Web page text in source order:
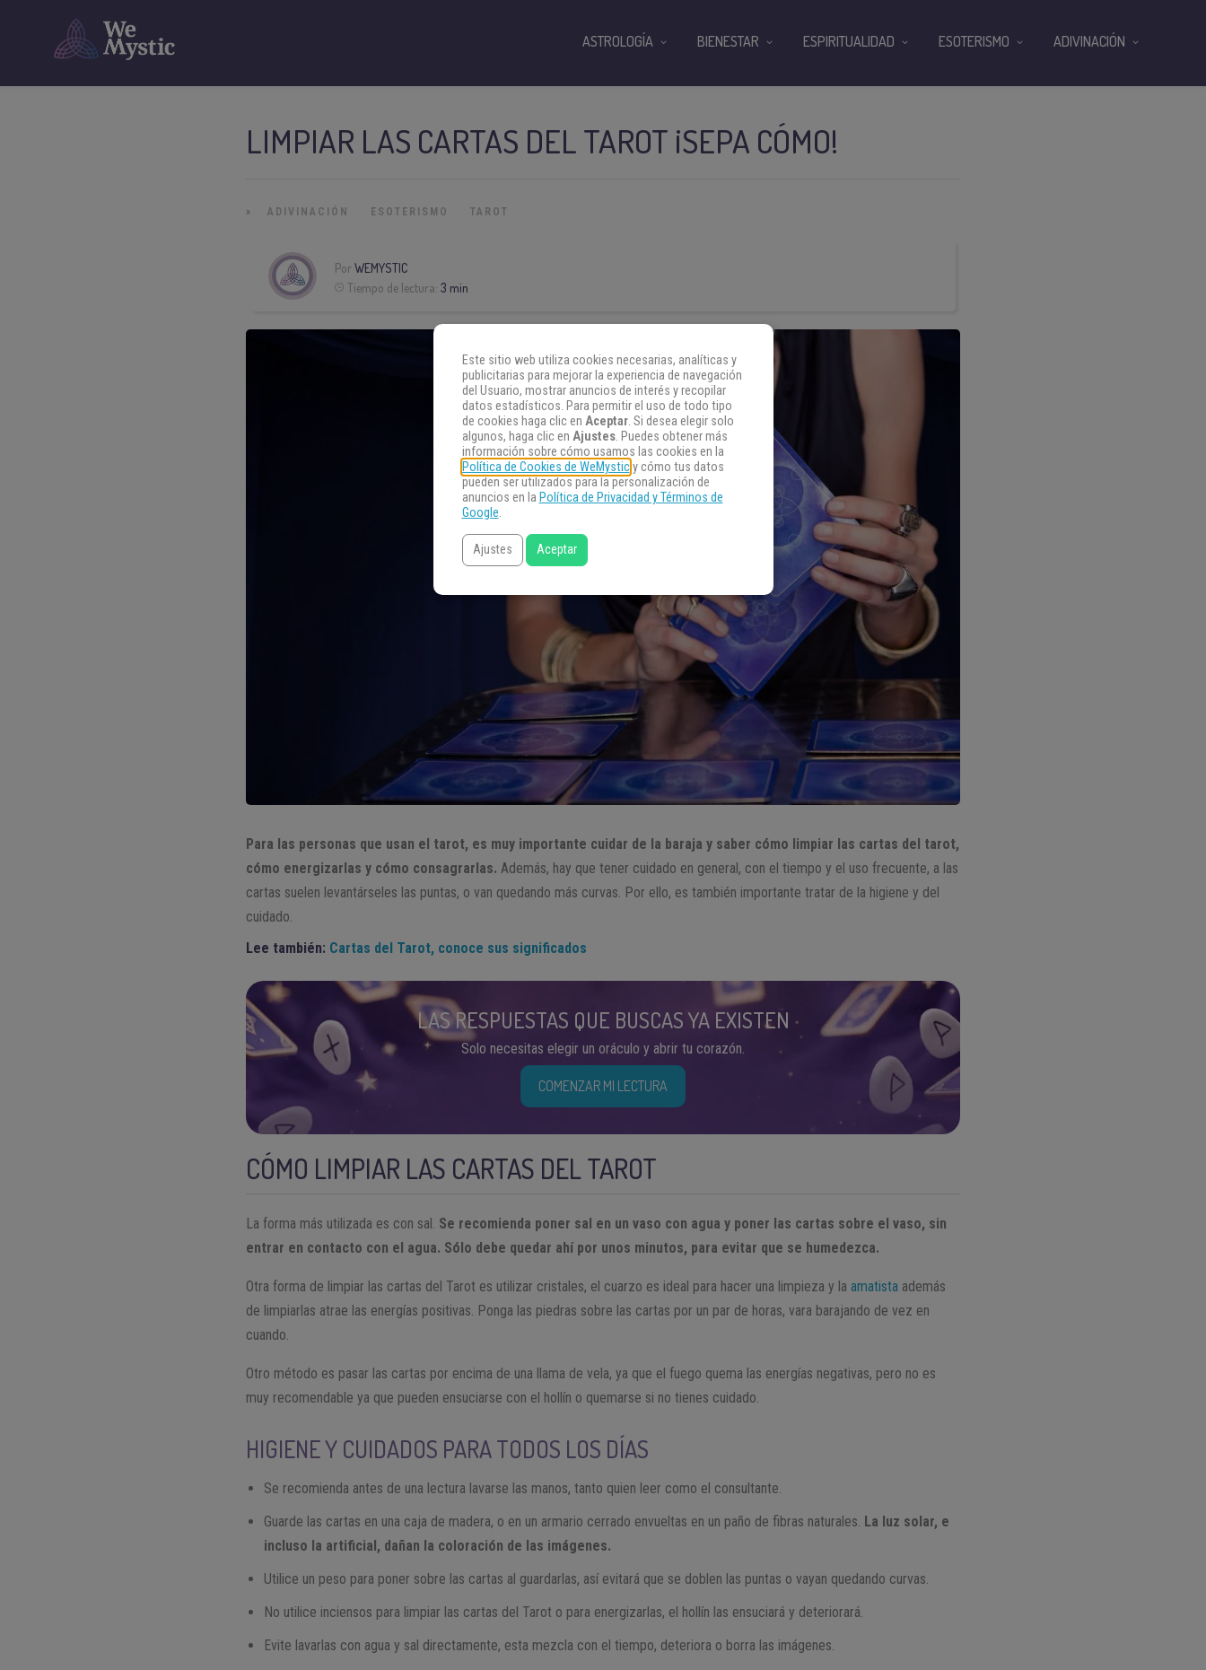
LIMPIAR LAS CARTAS DEL TAROT ¡SEPA CÓMO!
» ADIVINACIÓN ESOTERISMO TAROT
Por WEMYSTIC
Tiempo de lectura: 3 min
Para las personas que usan el tarot, es muy importante cuidar de la baraja y saber cómo limpiar las cartas del tarot,
cómo energizarlas y cómo consagrarlas.Además, hay que tener cuidado en general, con el tiempo y el uso frecuente, a las
cartas suelen levantárseles las puntas, o van quedando más curvas. Por ello, es también importante tratar de la higiene y del
cuidado.
Lee también: Cartas del Tarot, conoce sus significados
LAS RESPUESTAS QUE BUSCAS YA EXISTEN
Solo necesitas elegir un oráculo y abrir tu corazón.
COMENZAR MI LECTURA
CÓMO LIMPIAR LAS CARTAS DEL TAROT
La forma más utilizada es con sal. Se recomienda poner sal en un vaso con agua y poner las cartas sobre el vaso, sin
entrar en contacto con el agua. Sólo debe quedar ahí por unos minutos, para evitar que se humedezca.
Otra forma de limpiar las cartas del Tarot es utilizar cristales, el cuarzo es ideal para hacer una limpieza y laamatista además
de limpiarlas atrae las energías positivas. Ponga las piedras sobre las cartas por un par de horas, vara barajando de vez en
cuando.
Otro método es pasar las cartas por encima de una llama de vela, ya que el fuego quema las energías negativas, pero no es
muy recomendable ya que pueden ensuciarse con el hollín o quemarse si no tienes cuidado.
HIGIENE Y CUIDADOS PARA TODOS LOS DÍAS
Se recomienda antes de una lectura lavarse las manos, tanto quien leer como el consultante.
Guarde las cartas en una caja de madera, o en un armario cerrado envueltas en un paño de fibras naturales. La luz solar, e
incluso la artificial, dañan la coloración de las imágenes.
Utilice un peso para poner sobre las cartas al guardarlas, así evitará que se doblen las puntas o vayan quedando curvas.
No utilice inciensos para limpiar las cartas del Tarot o para energizarlas, el hollín las ensuciará y deteriorará.
Evite lavarlas con agua y sal directamente, esta mezcla con el tiempo, deteriora o borra las imágenes.
ASTROLOGÍA BIENESTAR ESPIRITUALIDAD ESOTERISMO ADIVINACIÓN
Este sitio web utiliza cookies necesarias, analíticas y
publicitarias para mejorar la experiencia de navegación
del Usuario, mostrar anuncios de interés y recopilar
datos estadísticos. Para permitir el uso de todo tipo
de cookies haga clic en Aceptar. Si desea elegir solo
algunos, haga clic en Ajustes. Puedes obtener más
información sobre cómo usamos las cookies en la
Política de Cookies de WeMysticy cómo tus datos
pueden ser utilizados para la personalización de
anuncios en la Política de Privacidad y Términos de
Google.
Ajustes Aceptar